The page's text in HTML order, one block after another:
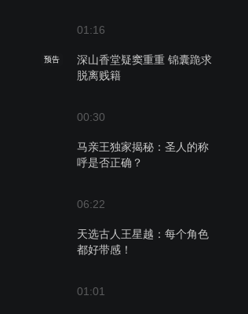
01:16
预告
深山香堂疑窦重重 锦囊跪求
脱离贱籍
00:30
马亲王独家揭秘：圣人的称
呼是否正确？
06:22
天选古人王星越：每个角色
都好带感！
01:01